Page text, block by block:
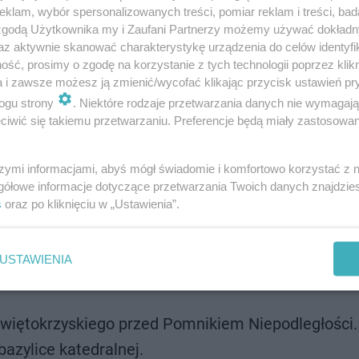
Około 1200 osób, według zapowiedzi
o tych zawodach piszemy tutaj:Dzień
Salon Przemysłu Obronnego w Targach
11 listopada na Placu Wolności. Program
przed Pomnikiem Niepodległości.
katedralnej.
wybór spersonalizowanych treści, pomiar reklam i treści,
Użytkownika my i Zaufani Partnerzy możemy używać
aktywnie skanować charakterystykę urządzenia do celów
prosimy o zgodę na korzystanie z tych technologii poprzez
i zawsze możesz ją zmienić/wycofać klikając przycisk ustawień
strony
. Niektóre rodzaje przetwarzania danych nie
się takiemu przetwarzaniu. Preferencje będą miały
informacjami, abyś mógł świadomie i komfortowo korzystać z
informacje dotyczące przetwarzania Twoich danych
oraz po kliknięciu w „Ustawienia”.
USTAWIENIA